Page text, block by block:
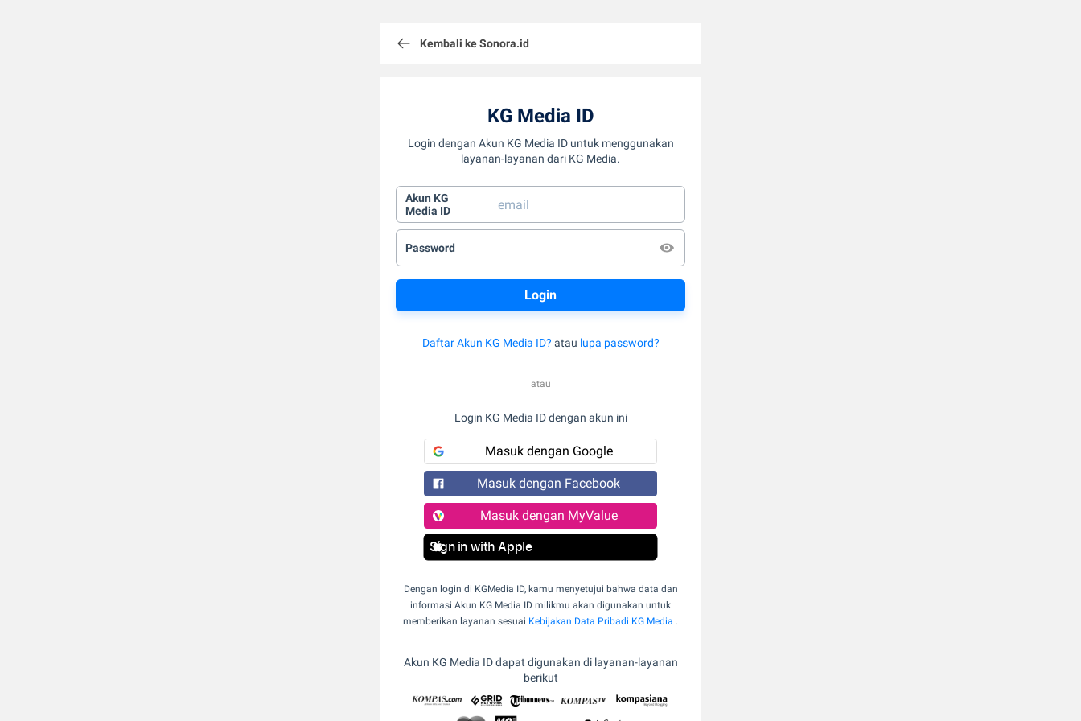
Kembali ke Sonora.id
KG Media ID
Login dengan Akun KG Media ID untuk menggunakan
layanan-layanan dari KG Media.
Akun KG
Media ID
Password
Daftar Akun KG Media ID? atau lupa password?
atau
Login KG Media ID dengan akun ini
Masuk dengan Google
Masuk dengan Facebook
Masuk dengan MyValue
Sign in with Apple
Dengan login di KGMedia ID, kamu menyetujui bahwa data dan
informasi Akun KG Media ID milikmu akan digunakan untuk
memberikan layanan sesuai Kebijakan Data Pribadi KG Media .
Akun KG Media ID dapat digunakan di layanan-layanan
berikut